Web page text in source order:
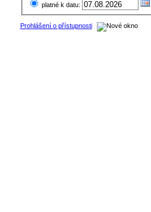
platné k datu:
Prohlášení o přístupnosti